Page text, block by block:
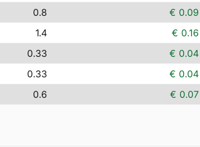
0.8 € 0.09
1.4 € 0.16
0.33 € 0.04
0.33 € 0.04
0.6 € 0.07